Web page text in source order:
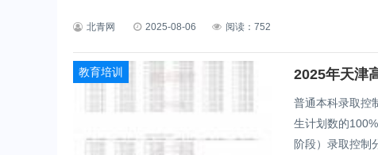
北青网 2025-08-06 阅读：752
教育培训 2025年天津
普通本科录取控
生计划数的
阶段）录取控制